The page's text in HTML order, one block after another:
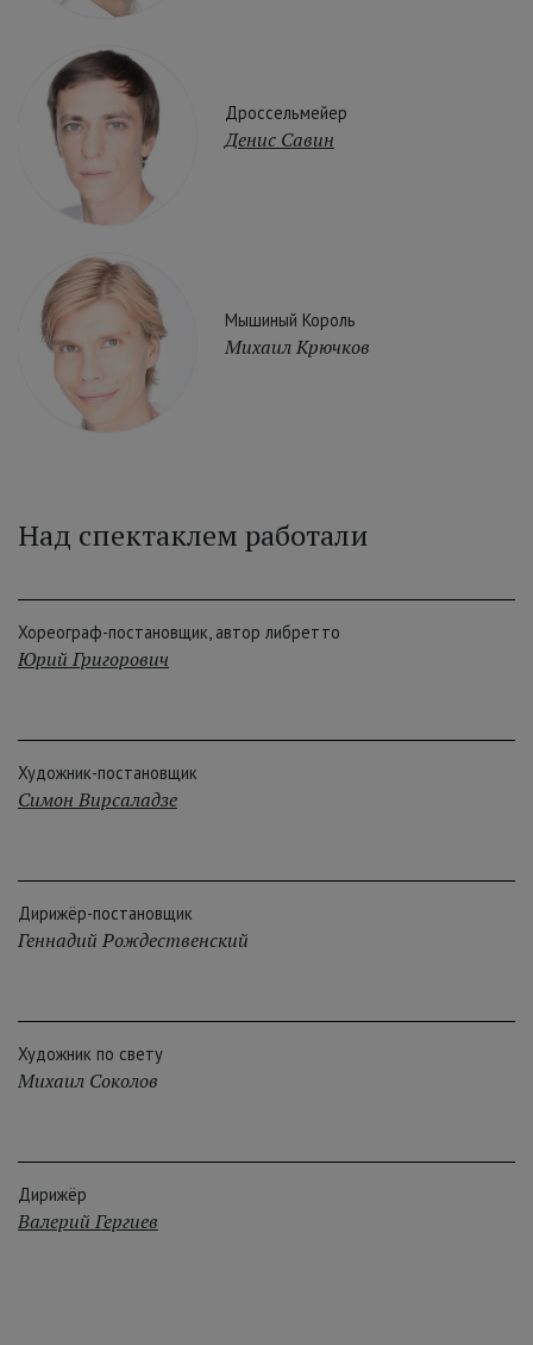
Дроссельмейер
Денис Савин
Мышиный Король
Михаил Крючков
Над спектаклем работали
Хореограф-постановщик, автор либретто
Юрий Григорович
Художник-постановщик
Симон Вирсаладзе
Дирижёр-постановщик
Геннадий Рождественский
Художник по свету
Михаил Соколов
Дирижёр
Валерий Гергиев